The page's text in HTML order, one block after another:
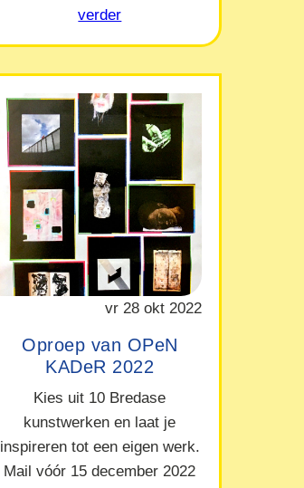
verder
vr 28 okt 2022
Oproep van OPeN
KADeR 2022
Kies uit 10 Bredase
kunstwerken en laat je
inspireren tot een eigen werk.
Mail vóór 15 december 2022